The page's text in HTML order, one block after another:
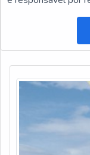
pesadas,